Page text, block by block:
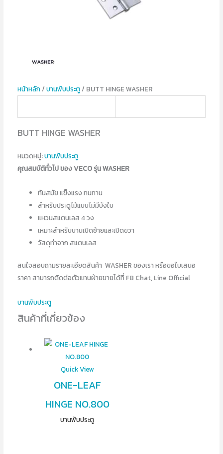
หน้าหลัก/ บานพับประตู/ BUTT HINGE WASHER
BUTT HINGE WASHER
หมวดหมู่:บานพับประตู
คุณสมบัติทั่วไป ของ VECO รุ่น WASHER
ทันสมัย แข็งแรง ทนทาน
สำหรับประตูไม้แบบไม่มีบังใบ
แหวนสแตนเลส 4 วง
เหมาะสำหรับบานเปิดซ้ายและเปิดขวา
วัสดุทำจาก สแตนเลส
สนใจสอบถามรายละเอียดสินค้า WASHER ของเรา หรือขอใบเสนอ
ราคา สามารถติดต่อตัวแทนฝ่ายขายได้ที่ FB Chat, Line Official
บานพับประตู
สินค้าที่เกี่ยวข้อง
Quick View
ONE-LEAF
HINGE NO.800
บานพับประตู